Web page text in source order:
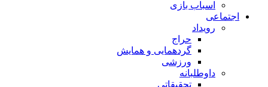
اسباب‌ بازی
اجتماعی
رویداد
حراج
گردهمایی و همایش
ورزشی
داوطلبانه
تحقیقاتی